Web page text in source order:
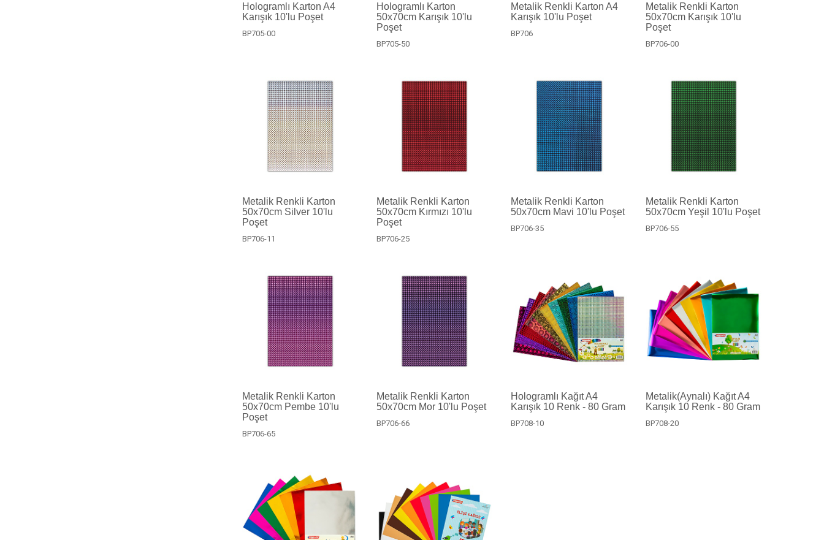
Hologramlı Karton A4
Karışık 10'lu Poşet
BP705-00
Hologramlı Karton
50x70cm Karışık 10'lu
Poşet
BP705-50
Metalik Renkli Karton A4
Karışık 10'lu Poşet
BP706
Metalik Renkli Karton
50x70cm Karışık 10'lu
Poşet
BP706-00
Metalik Renkli Karton
50x70cm Silver 10'lu
Poşet
BP706-11
Metalik Renkli Karton
50x70cm Kırmızı 10'lu
Poşet
BP706-25
Metalik Renkli Karton
50x70cm Mavi 10'lu Poşet
BP706-35
Metalik Renkli Karton
50x70cm Yeşil 10'lu Poşet
BP706-55
Metalik Renkli Karton
50x70cm Pembe 10'lu
Poşet
BP706-65
Metalik Renkli Karton
50x70cm Mor 10'lu Poşet
BP706-66
Hologramlı Kağıt A4
Karışık 10 Renk - 80 Gram
BP708-10
Metalik(Aynalı) Kağıt A4
Karışık 10 Renk - 80 Gram
BP708-20